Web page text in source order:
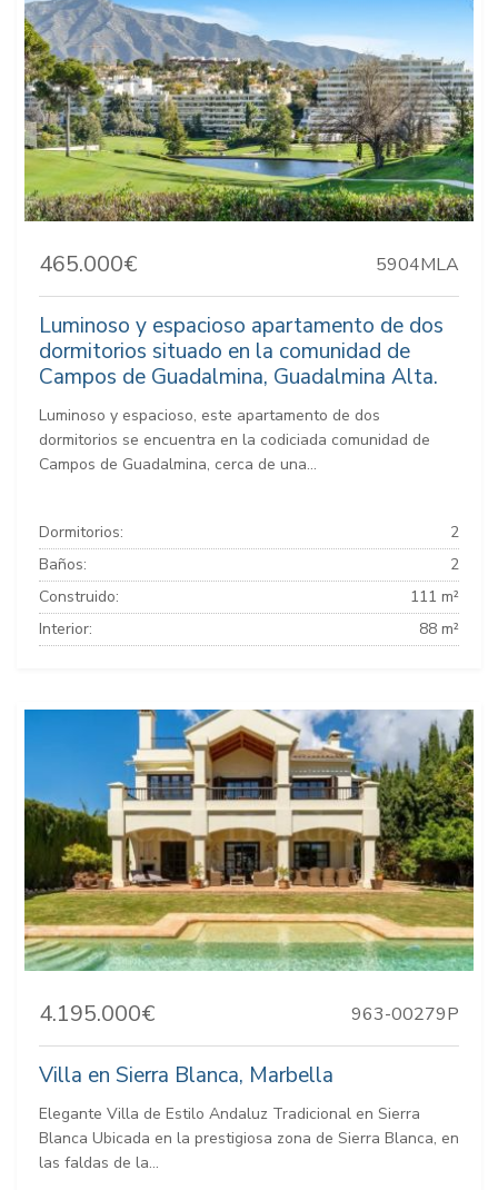
465.000€ 5904MLA
Luminoso y espacioso apartamento de dos
dormitorios situado en la comunidad de
Campos de Guadalmina, Guadalmina Alta.
Luminoso y espacioso, este apartamento de dos
dormitorios se encuentra en la codiciada comunidad de
Campos de Guadalmina, cerca de una...
Dormitorios:
2
Baños:
2
Construido:
111 m²
Interior:
88 m²
4.195.000€ 963-00279P
Villa en Sierra Blanca, Marbella
Elegante Villa de Estilo Andaluz Tradicional en Sierra
Blanca Ubicada en la prestigiosa zona de Sierra Blanca, en
las faldas de la...